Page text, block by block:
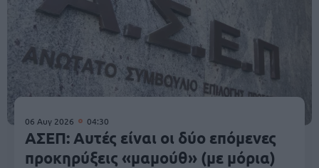
06 Αυγ 2026 04:30
ΑΣΕΠ: Αυτές είναι οι δύο επόμενες
προκηρύξεις «μαμούθ» (με μόρια)